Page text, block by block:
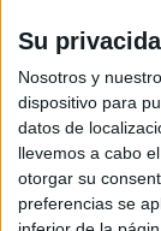
Su
Nosotros y
dispositivo para
datos de
llevemos a cabo
otorgar su
preferencias se
Vídeos
Redes